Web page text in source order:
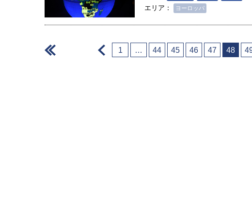
エリア： ヨーロッパ
＜ 1 … 44 45 46 47 48